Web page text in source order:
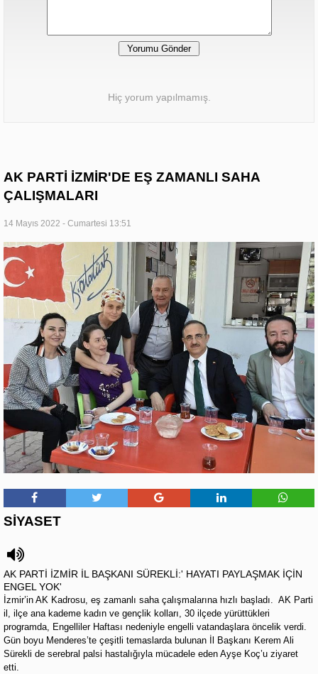
Hiç yorum yapılmamış.
AK PARTİ İZMİR'DE EŞ ZAMANLI SAHA
ÇALIŞMALARI
14 Mayıs 2022 - Cumartesi 13:51
SİYASET
AK PARTİ İZMİR İL BAŞKANI SÜREKLİ:' HAYATI PAYLAŞMAK İÇİN
ENGEL YOK'
İzmir’in AK Kadrosu, eş zamanlı saha çalışmalarına hızlı başladı. AK Parti
il, ilçe ana kademe kadın ve gençlik kolları, 30 ilçede yürüttükleri
programda, Engelliler Haftası nedeniyle engelli vatandaşlara öncelik verdi.
Gün boyu Menderes’te çeşitli temaslarda bulunan İl Başkanı Kerem Ali
Sürekli de serebral palsi hastalığıyla mücadele eden Ayşe Koç’u ziyaret
etti.